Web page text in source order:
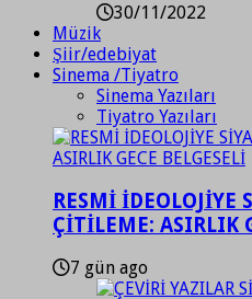
30/11/2022
Müzik
Şiir/edebiyat
Sinema /Tiyatro
Sinema Yazıları
Tiyatro Yazıları
RESMİ İDEOLOJİYE
ÇİTİLEME: ASIRLIK
7 gün ago